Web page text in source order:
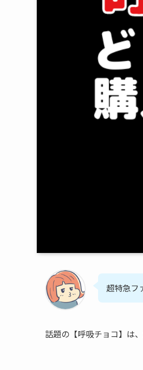
超特急フ
話題の【呼吸チョコ】は